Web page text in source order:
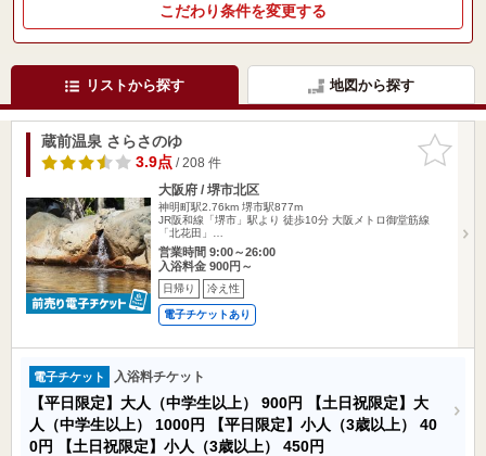
こだわり条件を変更する
リストから探す 地図から探す
お気に入
りに追加
蔵前温泉 さらさのゆ
3.9点/ 208 件
大阪府 / 堺市北区
神明町駅2.76km 堺市駅877m
JR阪和線「堺市」駅より 徒歩10分 大阪メトロ御堂筋線
「北花田」…
営業時間 9:00～26:00
入浴料金 900円～
日帰り 冷え性
電子チケットあり
電子チケット 入浴料チケット
【平日限定】大人（中学生以上） 900円
【土日祝限定】大
人（中学生以上） 1000円 【平日限定】小人（3歳以上） 40
0円
【土日祝限定】小人（3歳以上） 450円